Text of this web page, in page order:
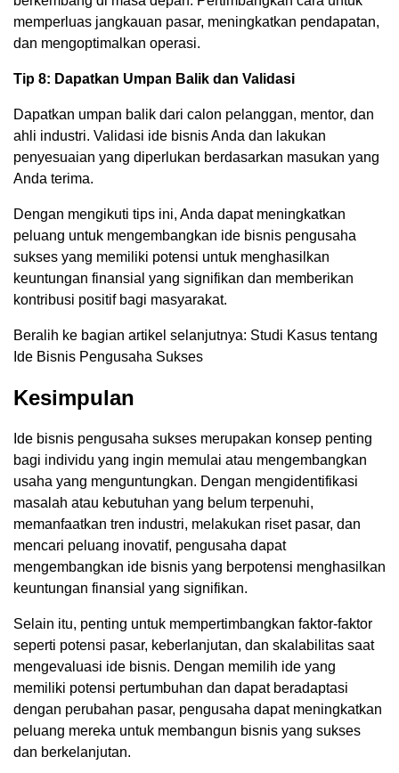
memperluas jangkauan pasar, meningkatkan pendapatan,
dan mengoptimalkan operasi.
Tip 8: Dapatkan Umpan Balik dan Validasi
Dapatkan umpan balik dari calon pelanggan, mentor, dan
ahli industri. Validasi ide bisnis Anda dan lakukan
penyesuaian yang diperlukan berdasarkan masukan yang
Anda terima.
Dengan mengikuti tips ini, Anda dapat meningkatkan
peluang untuk mengembangkan ide bisnis pengusaha
sukses yang memiliki potensi untuk menghasilkan
keuntungan finansial yang signifikan dan memberikan
kontribusi positif bagi masyarakat.
Beralih ke bagian artikel selanjutnya: Studi Kasus tentang
Ide Bisnis Pengusaha Sukses
Kesimpulan
Ide bisnis pengusaha sukses merupakan konsep penting
bagi individu yang ingin memulai atau mengembangkan
usaha yang menguntungkan. Dengan mengidentifikasi
masalah atau kebutuhan yang belum terpenuhi,
memanfaatkan tren industri, melakukan riset pasar, dan
mencari peluang inovatif, pengusaha dapat
mengembangkan ide bisnis yang berpotensi menghasilkan
keuntungan finansial yang signifikan.
Selain itu, penting untuk mempertimbangkan faktor-faktor
seperti potensi pasar, keberlanjutan, dan skalabilitas saat
mengevaluasi ide bisnis. Dengan memilih ide yang
memiliki potensi pertumbuhan dan dapat beradaptasi
dengan perubahan pasar, pengusaha dapat meningkatkan
peluang mereka untuk membangun bisnis yang sukses
dan berkelanjutan.